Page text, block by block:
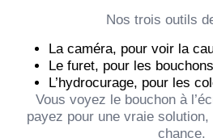
Nos trois outils
La caméra, pour voir la
Le furet, pour les
L’hydrocurage, pour les
Vous voyez le bouchon à
payez pour une vraie
chance.